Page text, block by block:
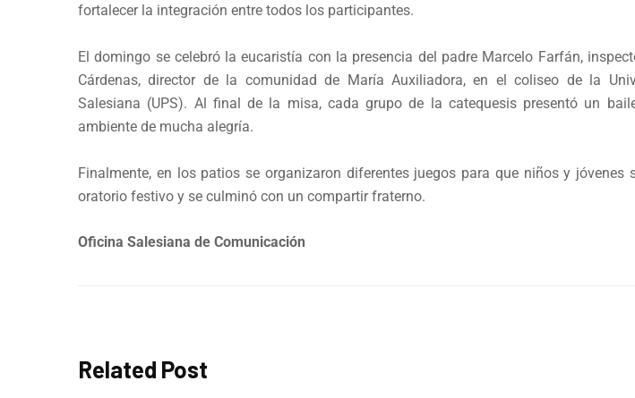
fortalecer la integración entre todos los participantes.
El domingo se celebró la eucaristía con la presencia del padre Marcelo Farfán,
Cárdenas, director de la comunidad de María Auxiliadora, en el coliseo de la
Salesiana (UPS). Al final de la misa, cada grupo de la catequesis presentó un
ambiente de mucha alegría.
Finalmente, en los patios se organizaron diferentes juegos para que niños y jóvenes
oratorio festivo y se culminó con un compartir fraterno.
Oficina Salesiana de Comunicación
Related Post